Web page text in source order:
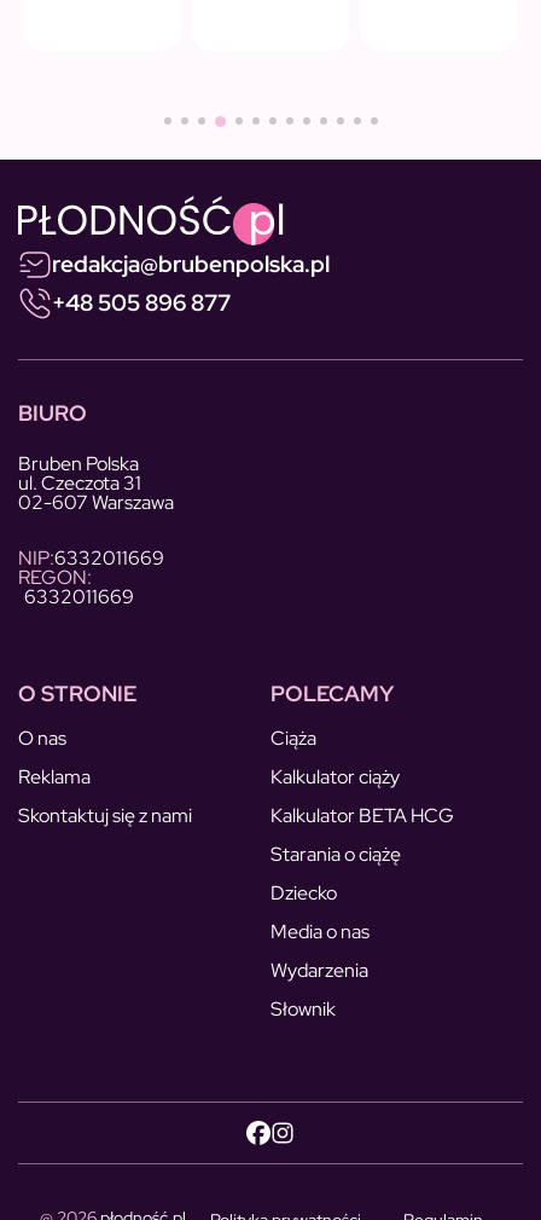
redakcja@brubenpolska.pl
+48 505 896 877
BIURO
Bruben Polska
ul. Czeczota 31
02-607 Warszawa
NIP:6332011669
REGON:
6332011669
O STRONIE
O nas
Reklama
Skontaktuj się z nami
POLECAMY
Ciąża
Kalkulator ciąży
Kalkulator BETA HCG
Starania o ciążę
Dziecko
Media o nas
Wydarzenia
Słownik